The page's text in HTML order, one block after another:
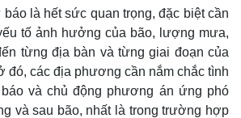
là hết sức quan trọng, đặc biệt cần
tố ảnh hưởng của bão, lượng mưa,
từng địa bàn và từng giai đoạn của
đó, các địa phương cần nắm chắc tình
và chủ động phương án ứng phó
và sau bão, nhất là trong trường hợp